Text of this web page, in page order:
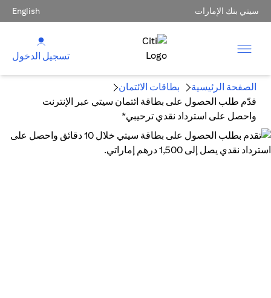
سيتي بنك الإمارات English
تسجيل الدخول
الصفحة الرئيسية
بطاقات الائتمان
قدّم طلب الحصول على بطاقة ائتمان سيتي عبر الإنترنت
واحصل على استرداد نقدي ترحيبي*